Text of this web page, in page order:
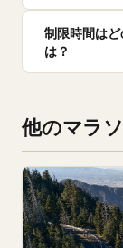
制限時間は
は？
他のマラ